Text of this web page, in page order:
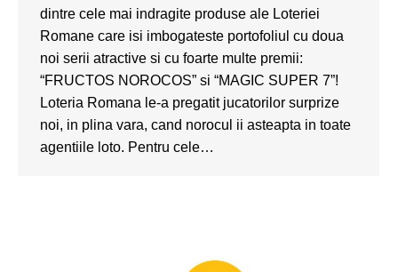
dintre cele mai indragite produse ale Loteriei
Romane care isi imbogateste portofoliul cu doua
noi serii atractive si cu foarte multe premii:
“FRUCTOS NOROCOS” si “MAGIC SUPER 7”!
Loteria Romana le-a pregatit jucatorilor surprize
noi, in plina vara, cand norocul ii asteapta in toate
agentiile loto. Pentru cele…